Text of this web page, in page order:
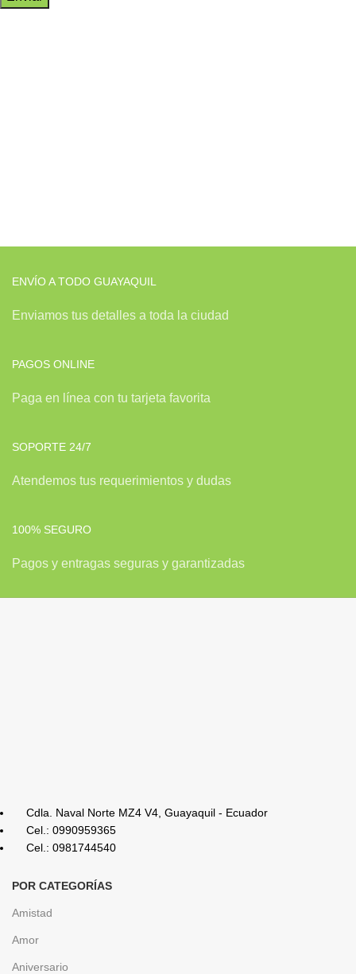
ENVÍO A TODO GUAYAQUIL
Enviamos tus detalles a toda la ciudad
PAGOS ONLINE
Paga en línea con tu tarjeta favorita
SOPORTE 24/7
Atendemos tus requerimientos y dudas
100% SEGURO
Pagos y entragas seguras y garantizadas
Cdla. Naval Norte MZ4 V4, Guayaquil - Ecuador
Cel.: 0990959365
Cel.: 0981744540
POR CATEGORÍAS
Amistad
Amor
Aniversario